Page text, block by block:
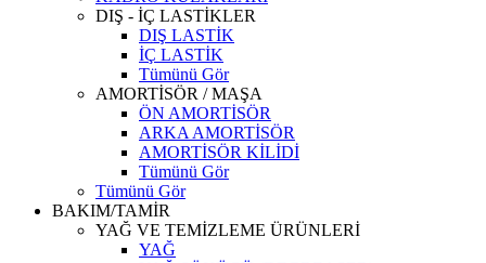
DIŞ - İÇ LASTİKLER
DIŞ LASTİK
İÇ LASTİK
Tümünü Gör
AMORTİSÖR / MAŞA
ÖN AMORTİSÖR
ARKA AMORTİSÖR
AMORTİSÖR KİLİDİ
Tümünü Gör
Tümünü Gör
BAKIM/TAMİR
YAĞ VE TEMİZLEME ÜRÜNLERİ
YAĞ